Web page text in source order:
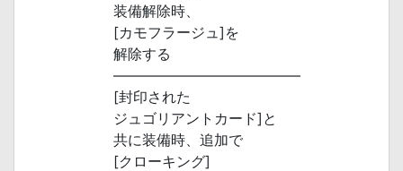
装備解除時、
[カモフラージュ]を
解除する
―――――――――――――
[封印された
ジュゴリアントカード]と
共に装備時、追加で
[クローキング]